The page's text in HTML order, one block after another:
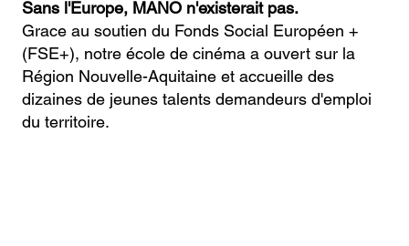
Sans l'Europe, MANO n'existerait pas.
Grace au soutien du Fonds Social Européen +
(FSE+), notre école de cinéma a ouvert sur la
Région Nouvelle-Aquitaine et accueille des
dizaines de jeunes talents demandeurs d'emploi
du territoire.